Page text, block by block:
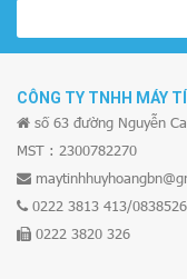
CÔNG TY TNHH MÁY
số 63 đường Nguyễn
MST : 2300782270
0222 3813 413/
0222 3820 326